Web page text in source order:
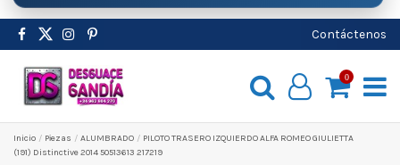
Contáctenos
0
Inicio Pіezas ALUMBRADO
PILOTO TRASERO IZQUIERDO ALFA ROMEO GIULIETTA
(191) Distinctive 2014 50513613 217219